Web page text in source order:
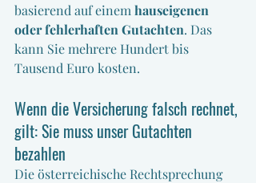
basierend auf einem hauseigenen
oder fehlerhaften Gutachten. Das
kann Sie mehrere Hundert bis
Tausend Euro kosten.
Wenn die Versicherung falsch rechnet,
gilt: Sie muss unser Gutachten
bezahlen
Die österreichische Rechtsprechung